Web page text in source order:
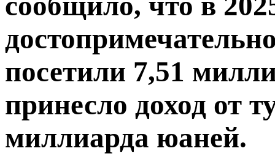
посетили 7,51
принесло доход от
миллиарда юаней.